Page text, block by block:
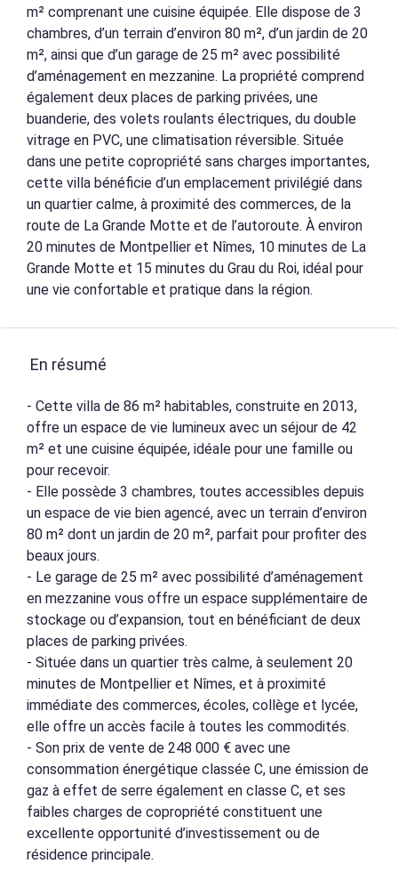
m² comprenant une cuisine équipée. Elle dispose de 3
chambres, d’un terrain d’environ 80 m², d’un jardin de 20
m², ainsi que d’un garage de 25 m² avec possibilité
d’aménagement en mezzanine. La propriété comprend
également deux places de parking privées, une
buanderie, des volets roulants électriques, du double
vitrage en PVC, une climatisation réversible. Située
dans une petite copropriété sans charges importantes,
cette villa bénéficie d’un emplacement privilégié dans
un quartier calme, à proximité des commerces, de la
route de La Grande Motte et de l’autoroute. À environ
20 minutes de Montpellier et Nîmes, 10 minutes de La
Grande Motte et 15 minutes du Grau du Roi, idéal pour
une vie confortable et pratique dans la région.
En résumé
- Cette villa de 86 m² habitables, construite en 2013,
offre un espace de vie lumineux avec un séjour de 42
m² et une cuisine équipée, idéale pour une famille ou
pour recevoir.
- Elle possède 3 chambres, toutes accessibles depuis
un espace de vie bien agencé, avec un terrain d’environ
80 m² dont un jardin de 20 m², parfait pour profiter des
beaux jours.
- Le garage de 25 m² avec possibilité d’aménagement
en mezzanine vous offre un espace supplémentaire de
stockage ou d’expansion, tout en bénéficiant de deux
places de parking privées.
- Située dans un quartier très calme, à seulement 20
minutes de Montpellier et Nîmes, et à proximité
immédiate des commerces, écoles, collège et lycée,
elle offre un accès facile à toutes les commodités.
- Son prix de vente de 248 000 € avec une
consommation énergétique classée C, une émission de
gaz à effet de serre également en classe C, et ses
faibles charges de copropriété constituent une
excellente opportunité d’investissement ou de
résidence principale.